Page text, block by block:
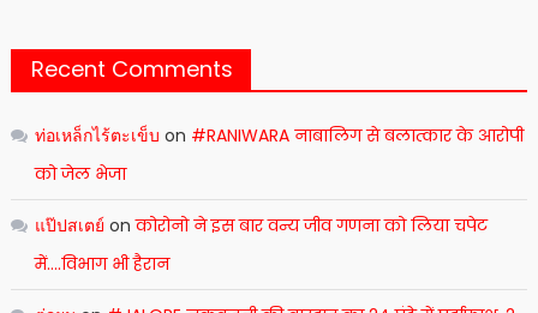
Recent Comments
ท่อเหล็กไร้ตะเข็บ on #RANIWARA नाबालिग से बलात्कार के आरोपी
को जेल भेजा
แป๊ปสเตย์ onकोरोनो ने इस बार वन्य जीव गणना को लिया चपेट
में….विभाग भी हैरान